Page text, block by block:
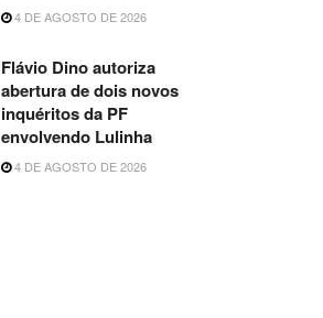
4 DE AGOSTO DE 2026
Flávio Dino autoriza
abertura de dois novos
inquéritos da PF
envolvendo Lulinha
4 DE AGOSTO DE 2026